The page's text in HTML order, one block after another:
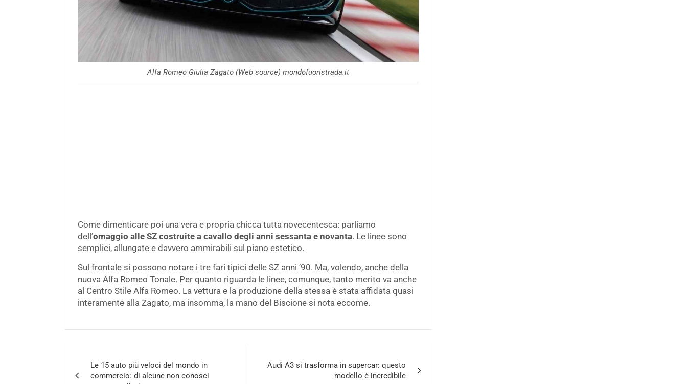
Alfa Romeo Giulia Zagato (Web source) mondofuoristrada.it
Come dimenticare poi una vera e propria chicca tutta novecentesca: parliamo
dell’omaggio alle SZ costruite a cavallo degli anni sessanta e novanta. Le linee sono
semplici, allungate e davvero ammirabili sul piano estetico.
Sul frontale si possono notare i tre fari tipici delle SZ anni ’90. Ma, volendo, anche della
nuova Alfa Romeo Tonale. Per quanto riguarda le linee, comunque, tanto merito va anche
al Centro Stile Alfa Romeo. La vettura e la produzione della stessa è stata affidata quasi
interamente alla Zagato, ma insomma, la mano del Biscione si nota eccome.
articoli
Le 15 auto più veloci del mondo in
commercio: di alcune non conosci
Audi A3 si trasforma in supercar: questo
modello è incredibile